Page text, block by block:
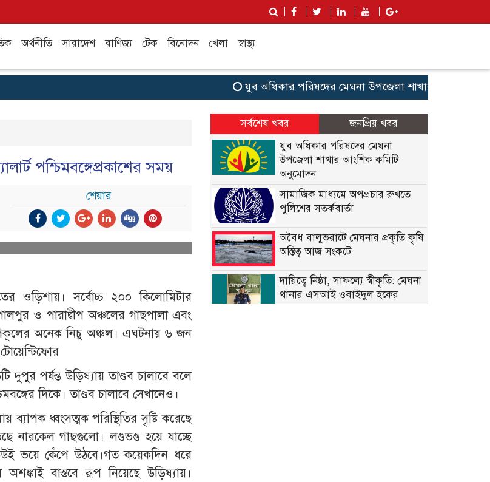
অর্থনীতি সারাদেশ বাণিজ্য টেক বিনোদন খেলা স্বাস্থ্য
যুব অধিকার পরিষদের মেঘনা উপজেলা শাখার আংশিক কমিটি
পশ্চিমবঙ্গেপ্রকাশের সময়
শেয়ার
ওড়িশায়। সর্বোচ্চ ২০০ কিলোমিটার
ও পারাদ্বীপ অঞ্চলের গাছপালা এবং
অনেক নিচু অঞ্চল। এঘটনায় ৬ জন
পর্যন্ত উড়িষ্যায় তাণ্ডব চালাবে বলে
দিকে। তাণ্ডব চালাবে সেখানেও।
ব্যাপক ধ্বংসত্মক পরিস্থিতির সৃষ্টি করেছে
নারকেল গাছগুলো। লণ্ডভণ্ড হয়ে যাচ্ছে
ভয়ে কেঁপে উঠবে।গত কয়েকদিন ধরে
বাস্তবে রূপ নিয়েছে উড়িষ্যায়।
সর্বশেষ খবর
জনপ্রিয় খবর
যুব অধিকার পরিষদের মেঘনা
উপজেলা শাখার আংশিক কমিটি
অনুমোদন
সামাজিক মাধ্যমে অপপ্রচার রুখতে
পুলিশের সতর্কবার্তা
অবৈধ বালুভরাটে মেঘনার প্রকৃতি কৃষি
অস্তিত্ব আজ সংকটে
দায়িত্বে নিষ্ঠা, সাফল্যে স্বীকৃতি: মেঘনা
থানার এসআই ওবাইদুল হকের